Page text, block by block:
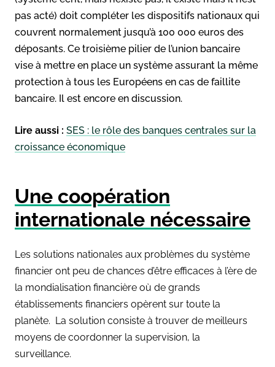
pas acté) doit compléter les dispositifs nationaux qui
couvrent normalement jusqu’à 100 000 euros des
déposants. Ce troisième pilier de l’union bancaire
vise à mettre en place un système assurant la même
protection à tous les Européens en cas de faillite
bancaire. Il est encore en discussion.
Lire aussi : SES : le rôle des banques centrales sur la
croissance économique
Une coopération
internationale nécessaire
Les solutions nationales aux problèmes du système
financier ont peu de chances d’être efficaces à l’ère de
la mondialisation financière où de grands
établissements financiers opèrent sur toute la
planète. La solution consiste à trouver de meilleurs
moyens de coordonner la supervision, la
surveillance.